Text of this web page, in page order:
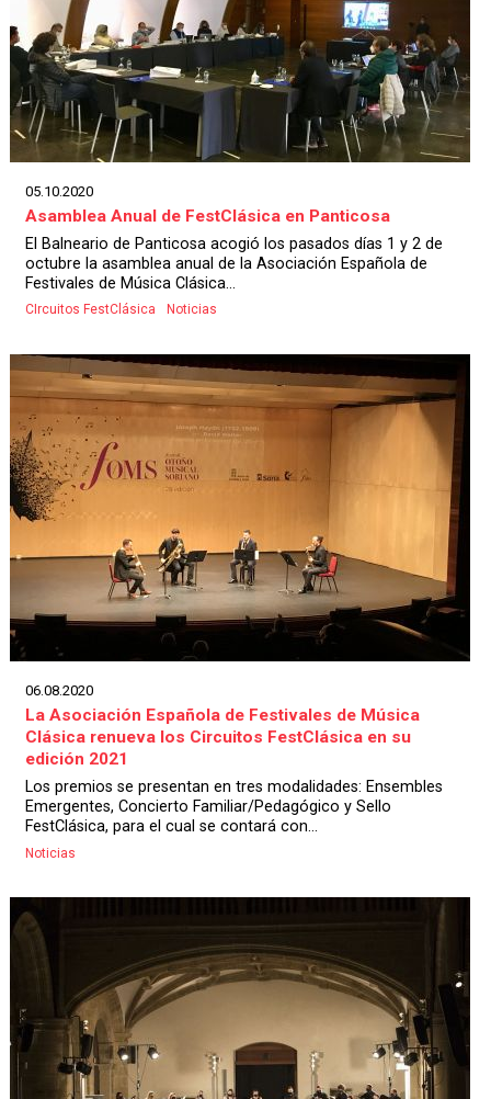
05.10.2020
Asamblea Anual de FestClásica en Panticosa
El Balneario de Panticosa acogió los pasados días 1 y 2 de
octubre la asamblea anual de la Asociación Española de
Festivales de Música Clásica...
CIrcuitos FestClásica Noticias
06.08.2020
La Asociación Española de Festivales de Música
Clásica renueva los Circuitos FestClásica en su
edición 2021
Los premios se presentan en tres modalidades: Ensembles
Emergentes, Concierto Familiar/Pedagógico y Sello
FestClásica, para el cual se contará con...
Noticias